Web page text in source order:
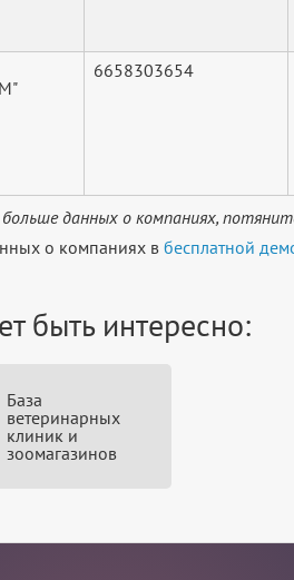
6658303654
данных о компаниях,
о компаниях вбесплатной
быть интересно:
База
ветеринарных
клиник и
зоомагазинов